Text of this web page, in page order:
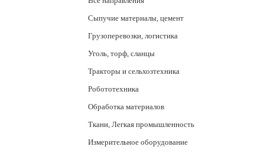
Сыпучие материалы, цемент
Грузоперевозки, логистика
Уголь, торф, сланцы
Тракторы и сельхозтехника
Робототехника
Обработка материалов
Ткани, Легкая промышленность
Измерительное оборудование